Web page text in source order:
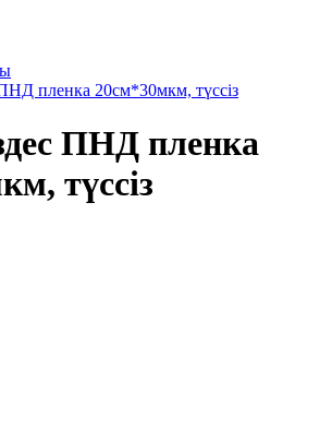
пленка 20см*30мкм, түссіз
ПНД пленка
түссіз